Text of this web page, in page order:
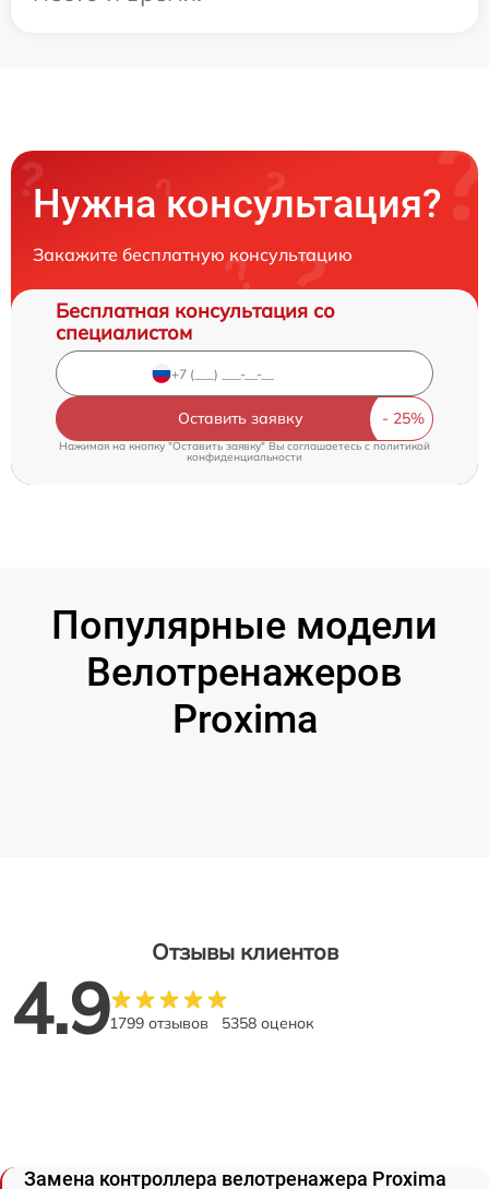
Нужна консультация?
Закажите бесплатную консультацию
Бесплатная консультация со
специалистом
Оставить заявку
Нажимая на кнопку "Оставить заявку" Вы соглашаетесь cполитикой
конфиденциальности
Популярные модели
Велотренажеров
Proxima
Отзывы клиентов
4.91799 отзывов 5358 оценок
Замена контроллера велотренажера Proxima